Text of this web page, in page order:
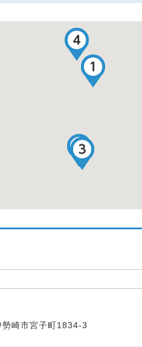
崎市宮子町1834-3